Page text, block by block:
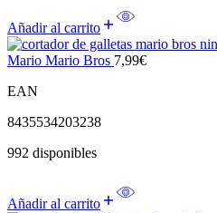
Añadir al carrito
Mario Mario Bros 7,99€
EAN
8435534203238
992 disponibles
Añadir al carrito